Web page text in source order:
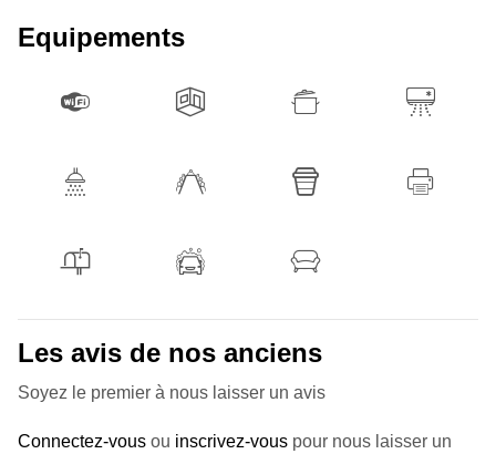
Equipements
Les avis de nos anciens
Soyez le premier à nous laisser un avis
Connectez-vous ou inscrivez-vous pour nous laisser un